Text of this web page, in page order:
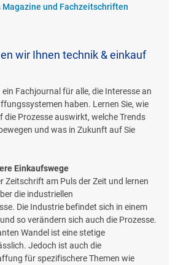
Magazine und Fachzeitschriften
wir Ihnen technik & einkauf
Fachjournal für alle, die Interesse an
haben. Lernen Sie, wie
die Prozesse auswirkt, welche Trends
und was in Zukunft auf Sie
Einkaufswege
Zeitschrift am Puls der Zeit und lernen
die industriellen
Die Industrie befindet sich in einem
so verändern sich auch die Prozesse.
Wandel ist eine stetige
Jedoch ist auch die
für spezifischere Themen wie